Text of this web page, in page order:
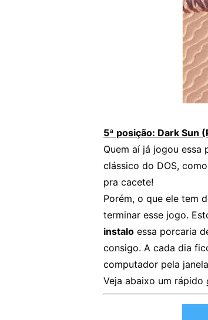
5ª posição: Dark Sun
Quem aí já jogou essa
clássico do DOS,
pra cacete!
Porém, o que ele tem
terminar esse jogo.
instalo essa porcaria
consigo. A cada dia
computador pela
Veja abaixo um rápido